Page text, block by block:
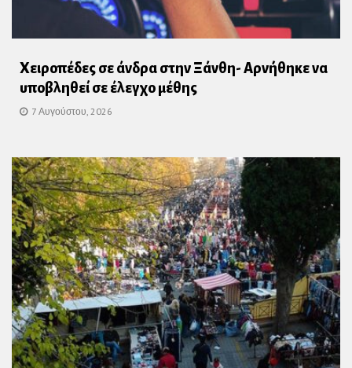
Χειροπέδες σε άνδρα στην Ξάνθη- Αρνήθηκε να
υποβληθεί σε έλεγχο μέθης
7 Αυγούστου, 2026